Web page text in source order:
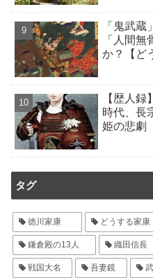
「鬼武
「人間
か？【ど
【歴人
時代、長
姫の悲劇
タグ
徳川家康 どうする家康
鎌倉殿の13人 織田信長
戦国大名 吾妻鏡